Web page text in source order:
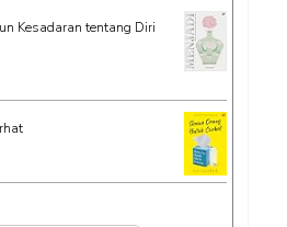
Kesadaran tentang Diri